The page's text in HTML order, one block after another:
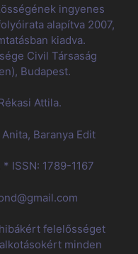
ingyenes
alapítva 2007,
kiadva.
Civil Társaság
Budapest.
Attila.
Baranya Edit
ISSN: 1789-1167
felelősséget
minden